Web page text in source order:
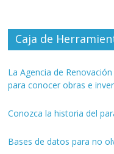
Caja de
La Agencia de
para conocer obras e
Conozca la historia del
Bases de datos para no